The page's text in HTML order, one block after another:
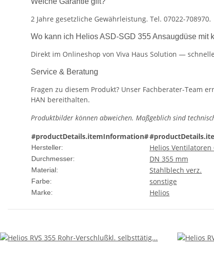
2 Jahre gesetzliche Gewährleistung. Tel. 07022-708970.
Wo kann ich Helios ASD-SGD 355 Ansaugdüse mit
Direkt im Onlineshop von Viva Haus Solution —
Service & Beratung
Fragen zu diesem Produkt? Unser Fachberater-Team
HAN bereithalten.
Produktbilder können abweichen. Maßgeblich sind
#productDetails.itemInformation#
Hersteller: Helios Ventilatoren
Durchmesser: DN 355 mm
Material: Stahlblech verz.
Farbe: sonstige
Marke: Helios